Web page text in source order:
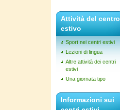
Attività del centro
estivo
Sport nei centri estivi
Lezioni di lingua
Altre attività dei centri
estivi
Una giornata tipo
Informazioni sui